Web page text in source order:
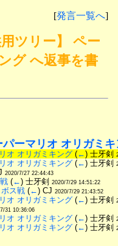
[発言一覧へ]
ツリー】 ペー
グ へ返事を書
パーマリオ オリガミ
オ オリガミキング (←) 士牙剣
オ オリガミキング (←) 士牙剣
2020/7/27 22:44:43
(←) 士牙剣 2020/7/29 14:51:22
ス戦 (←) CJ 2020/7/29 21:43:52
オ オリガミキング (←) 士牙剣
31 10:36:06
オ オリガミキング (←) 士牙剣
オ オリガミキング (←) 士牙剣